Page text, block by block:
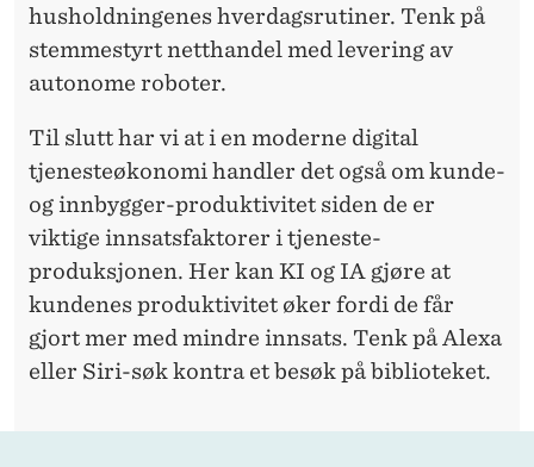
husholdningenes hverdagsrutiner. Tenk på
stemmestyrt netthandel med levering av
autonome roboter.
Til slutt har vi at i en moderne digital
tjenesteøkonomi handler det også om kunde-
og innbygger-produktivitet siden de er
viktige innsatsfaktorer i tjeneste-
produksjonen. Her kan KI og IA gjøre at
kundenes produktivitet øker fordi de får
gjort mer med mindre innsats. Tenk på Alexa
eller Siri-søk kontra et besøk på biblioteket.